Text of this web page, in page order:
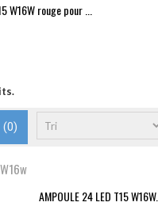
W16W rouge pour ...
(0)
AMPOULE 24 LED T15 W16W...